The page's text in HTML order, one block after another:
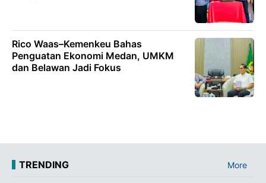
Rico Waas–Kemenkeu Bahas
Penguatan Ekonomi Medan, UMKM
dan Belawan Jadi Fokus
TRENDING More